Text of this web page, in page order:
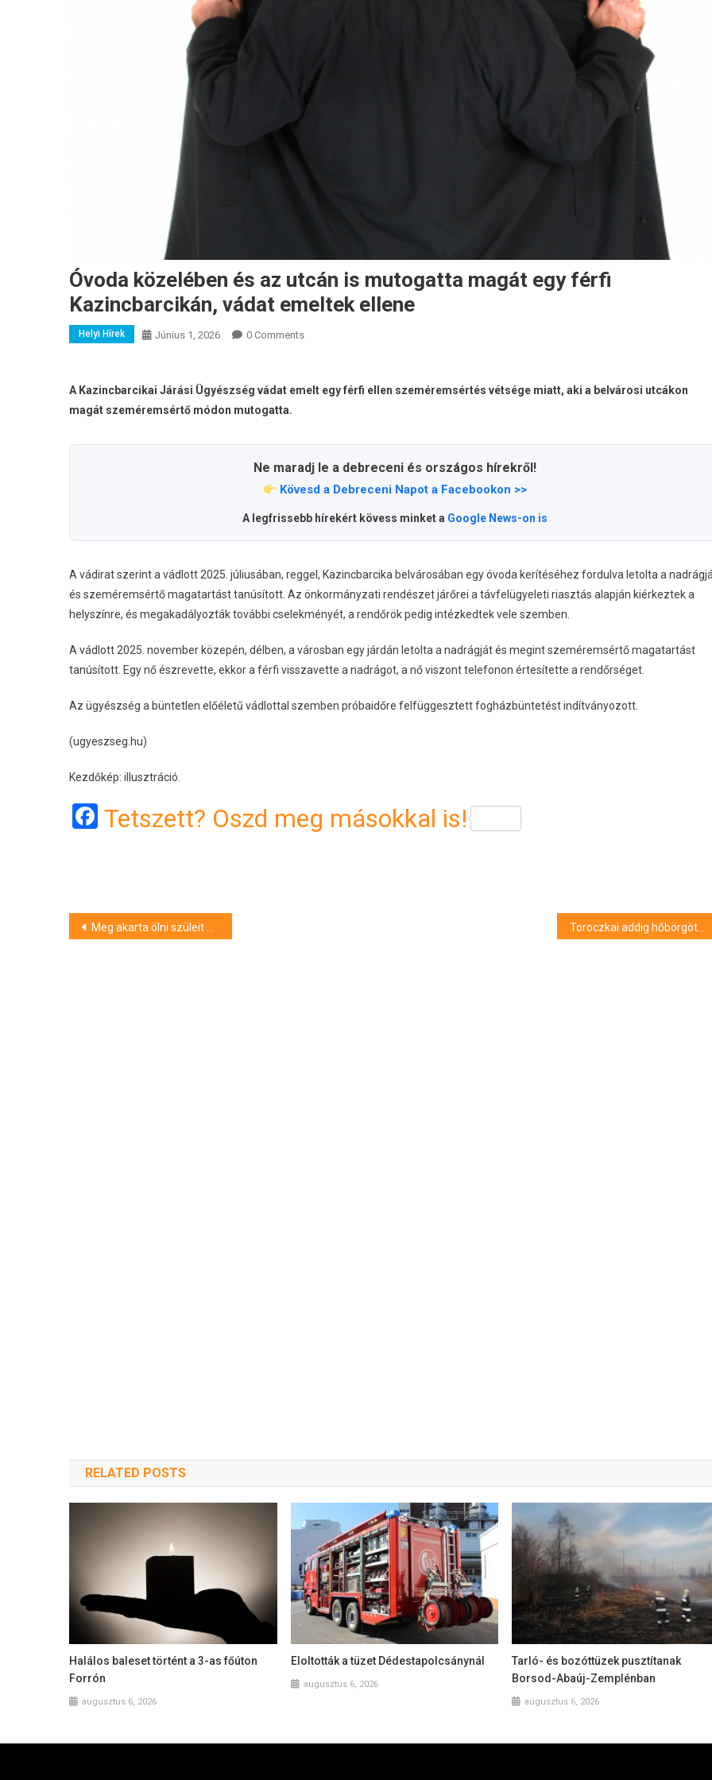
Óvoda közelében és az utcán is mutogatta magát egy férfi
Kazincbarcikán, vádat emeltek ellene
Helyi Hírek Június 1, 2026 0 Comments
A Kazincbarcikai Járási Ügyészség vádat emelt egy férfi ellen szeméremsértés vétsége miatt, aki a belvárosi utcákon
magát szeméremsértő módon mutogatta.
Ne maradj le a debreceni és országos hírekről!
Kövesd a Debreceni Napot a Facebookon >>
A legfrissebb hírekért kövess minket a Google News-on is
A vádirat szerint a vádlott 2025. júliusában, reggel, Kazincbarcika belvárosában egy óvoda kerítéséhez fordulva letolta a
és szeméremsértő magatartást tanúsított. Az önkormányzati rendészet járőrei a távfelügyeleti riasztás alapján kiérkeztek a
helyszínre, és megakadályozták további cselekményét, a rendőrök pedig intézkedtek vele szemben.
A vádlott 2025. november közepén, délben, a városban egy járdán letolta a nadrágját és megint szeméremsértő magatartást
tanúsított. Egy nő észrevette, ekkor a férfi visszavette a nadrágot, a nő viszont telefonon értesítette a rendőrséget.
Az ügyészség a büntetlen előéletű vádlottal szemben próbaidőre felfüggesztett fogházbüntetést indítványozott.
(ugyeszseg.hu)
Kezdőkép: illusztráció.
Facebook
Tetszett? Oszd meg másokkal is!
Bejegyzés
Meg akarta ölni szüleit egy fiatalkorú Gönyűn, vádat emelt az ügyészség Toroczkai addig hőbörgött, míg Magyar Péter kinevezte a végrehajtói visszaéléseket vizsgáló bizottság élére
RELATED POSTS
Halálos baleset történt a 3-as főúton
Forrón
augusztus 6, 2026
Eloltották a tüzet Dédestapolcsánynál
augusztus 6, 2026
Tarló- és bozóttüzek pusztítanak
Borsod-Abaúj-Zemplénban
augusztus 6, 2026